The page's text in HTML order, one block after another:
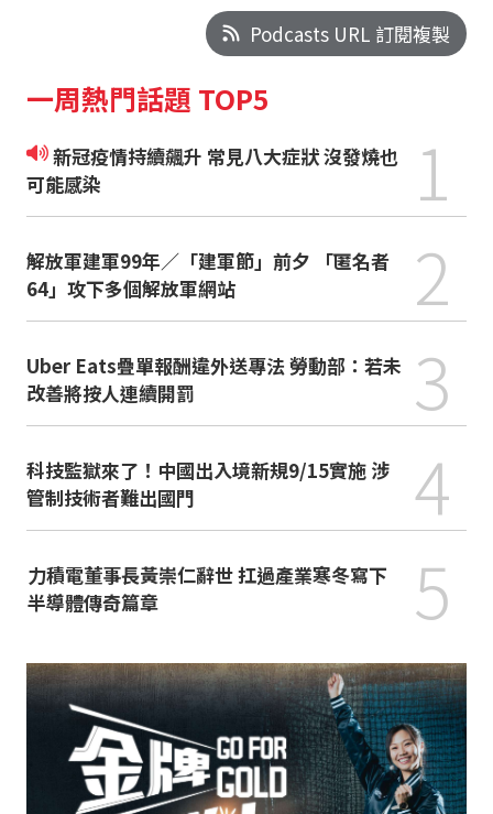
Podcasts URL 訂閱複製
一周熱門話題 TOP5
新冠疫情持續飆升 常見八大症狀 沒發燒也
可能感染
1
解放軍建軍99年／「建軍節」前夕 「匿名者
64」攻下多個解放軍網站
2
Uber Eats疊單報酬違外送專法 勞動部：若未
改善將按人連續開罰
3
科技監獄來了！中國出入境新規9/15實施 涉
管制技術者難出國門
4
力積電董事長黃崇仁辭世 扛過產業寒冬寫下
半導體傳奇篇章
5